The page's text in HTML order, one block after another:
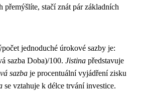
přemýšlíte, stačí znát pár základních
jednoduché úrokové sazby je:
sazba Doba)/100. Jistina představuje
sazba je procentuální vyjádření zisku
se vztahuje k délce trvání investice.